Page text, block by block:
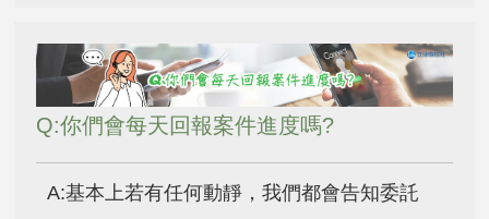
Q:你們會每天回報案件進度嗎?
A:基本上若有任何動靜，我們都會告知委託